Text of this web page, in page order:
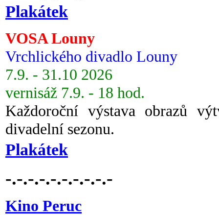
Plakátek
VOSA Louny
Vrchlického divadlo Louny
7.9. - 31.10 2026
vernisáž 7.9. - 18 hod.
Každoroční výstava obrazů
divadelní sezonu.
Plakátek
-.-.-.-.-.-.-.-.-.-
Kino Peruc